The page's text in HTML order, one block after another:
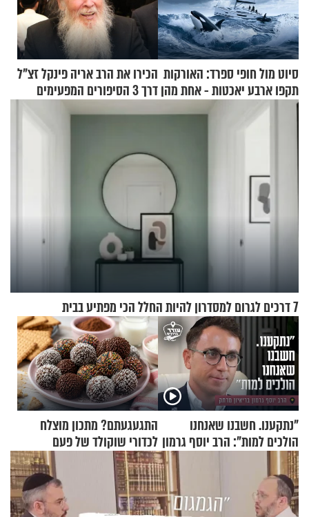
סיוט מול חופי ספרד: האורקות
תקפו ארבע יאכטות - אחת מהן
טבעה
הכירו את הרב אריה פינקל זצ"ל
דרך 3 הסיפורים המפעימים
7 דרכים לגרום למסדרון להיות החלל הכי מפתיע בבית
"נתקענו. חשבנו שאנחנו
הולכים למות": הרב יוסף גרמון
בריאיון מרתק
התגעגעתם? מתכון מוצלח
לכדורי שוקולד של פעם